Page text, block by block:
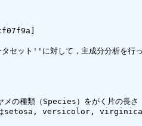
ット''に対して，主成分分析を行っ
ヤメの種類（Species）をがく片
はsetosa, versicolor, virginicaの